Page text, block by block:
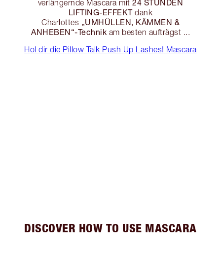
verlängernde Mascara mit24 STUNDEN
LIFTING-EFFEKTdank
Charlottes „UMHÜLLEN, KÄMMEN &
ANHEBEN“-Technik am besten aufträgst ...
Hol dir die Pillow Talk Push Up Lashes! Mascara
DISCOVER HOW TO USE MASCARA